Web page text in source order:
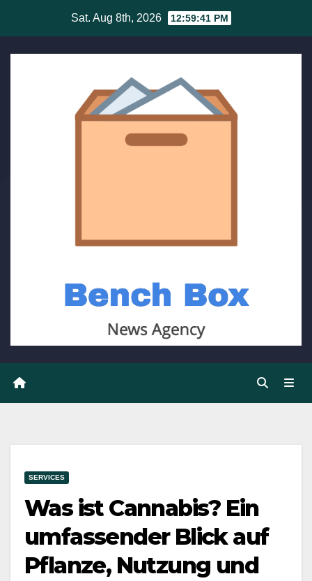
content
Sat. Aug 8th, 2026 12:59:42 PM
SERVICES
Was ist Cannabis? Ein
umfassender Blick auf
Pflanze, Nutzung und